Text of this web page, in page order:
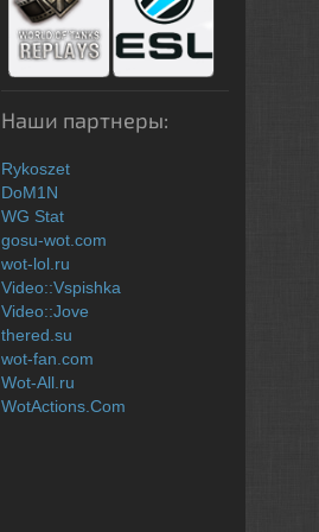
Наши партнеры:
Rykoszet
DoM1N
WG Stat
gosu-wot.com
wot-lol.ru
Video::Vspishka
Video::Jove
thered.su
wot-fan.com
Wot-All.ru
WotActions.Com